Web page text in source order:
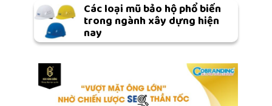
Các loại mũ bảo hộ phổ biến
trong ngành xây dựng hiện
nay